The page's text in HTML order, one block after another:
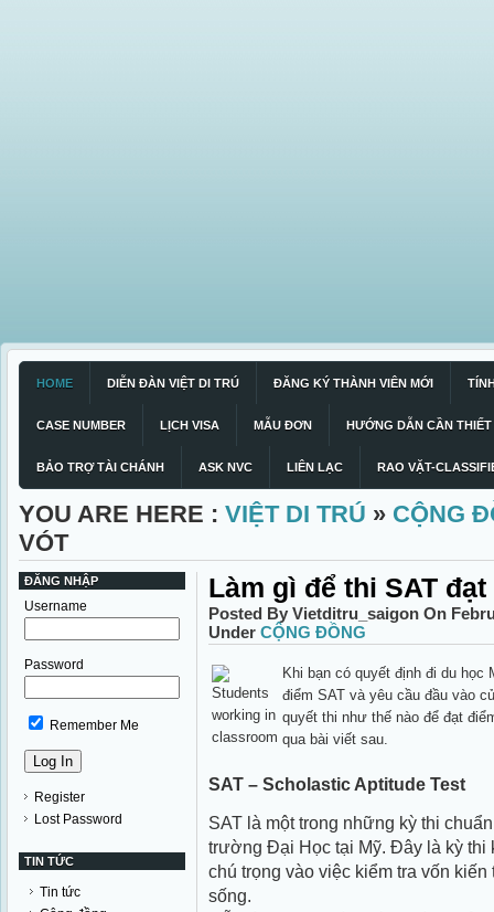
HOME DIỄN ĐÀN VIỆT DI TRÚ ĐĂNG KÝ THÀNH VIÊN MỚI
CASE NUMBER LỊCH VISA MẪU ĐƠN HƯỚNG DẪN CẦN THIẾT
BẢO TRỢ TÀI CHÁNH ASK NVC LIÊN LẠC RAO VẶT-
YOU ARE HERE : VIỆT DI TRÚ » CỘNG
VÓT
ĐĂNG NHẬP
Username
Password
Remember Me
Register
Lost Password
TIN TỨC
Tin tức
Làm gì để thi SAT
Posted By Vietditru_saigon On
Under CỘNG ĐỒNG
Khi bạn có quyết định đi du học
điểm SAT và yêu cầu đầu vào
quyết thi như thế nào để đạt
qua bài viết sau.
SAT – Scholastic Aptitude Test
SAT là một trong những kỳ thi
trường Đại Học tại Mỹ. Đây là kỳ thi
chú trọng vào việc kiểm tra vốn
sống.